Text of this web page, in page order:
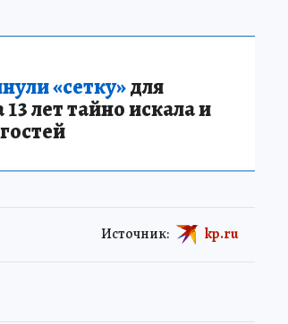
«сетку»для
лет тайно искала и
Источник: kp.ru